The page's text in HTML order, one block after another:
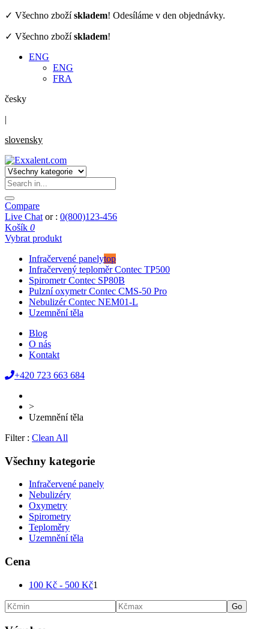
✓ Všechno zbožískladem! Odesíláme v den objednávky.
✓ Všechno zbožískladem!
ENG
ENG
FRA
česky
|
slovensky
Compare
Live Chat or : 0(800)123-456
Košík 0
Vybrat produkt
Infračervené panelytop
Infračervený teploměr Contec TP500
Spirometr Contec SP80B
Pulzní oxymetr Contec CMS-50 Pro
Nebulizér Contec NEM01-L
Uzemnění těla
Blog
O nás
Kontakt
+420 723 663 684
>
Uzemnění těla
Filter : Clean All
Všechny kategorie
Infračervené panely
Nebulizéry
Oxymetry
Spirometry
Teploměry
Uzemnění těla
Cena
100 Kč - 500 Kč1
Go